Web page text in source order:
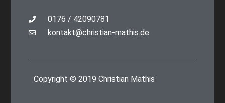
0176 / 42090781
kontakt@christian-mathis.de
Copyright © 2019 Christian Mathis